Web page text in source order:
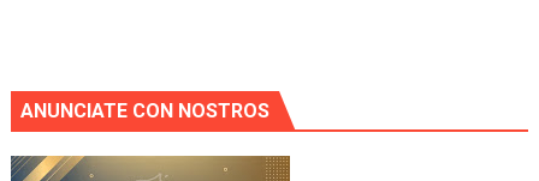
ANUNCIATE CON NOSTROS